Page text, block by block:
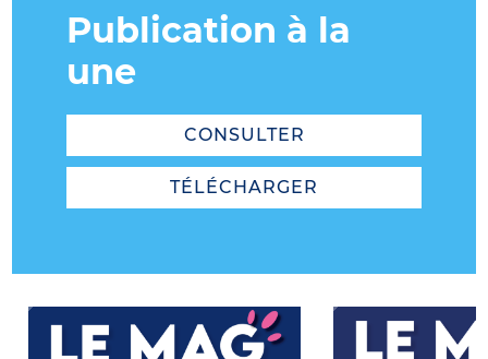
Publication à la
une
CONSULTER
TÉLÉCHARGER